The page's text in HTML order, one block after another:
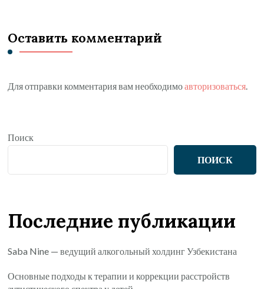
Оставить комментарий
Для отправки комментария вам необходимоавторизоваться.
Поиск
ПОИСК
Последние публикации
Saba Nine — ведущий алкогольный холдинг Узбекистана
Основные подходы к терапии и коррекции расстройств